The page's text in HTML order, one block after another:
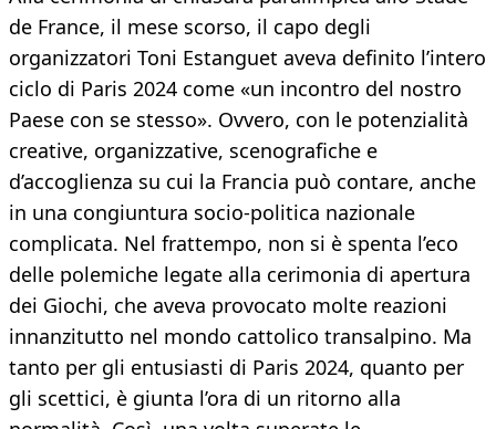
de France, il mese scorso, il capo degli
organizzatori Toni Estanguet aveva definito l’intero
ciclo di Paris 2024 come «un incontro del nostro
Paese con se stesso». Ovvero, con le potenzialità
creative, organizzative, scenografiche e
d’accoglienza su cui la Francia può contare, anche
in una congiuntura socio-politica nazionale
complicata. Nel frattempo, non si è spenta l’eco
delle polemiche legate alla cerimonia di apertura
dei Giochi, che aveva provocato molte reazioni
innanzitutto nel mondo cattolico transalpino. Ma
tanto per gli entusiasti di Paris 2024, quanto per
gli scettici, è giunta l’ora di un ritorno alla